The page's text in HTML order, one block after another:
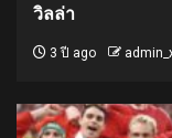
วิลล่า
3 ปี ago